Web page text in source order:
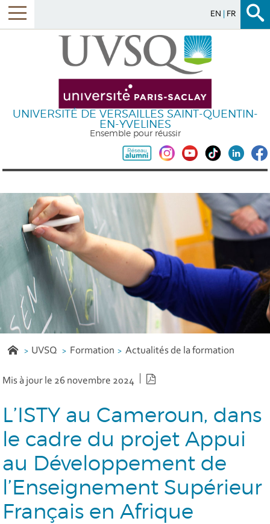
EN FR
UNIVERSITÉ DE VERSAILLES SAINT-QUENTIN-
EN-YVELINES
Ensemble pour réussir
UVSQ Formation Actualités de la formation
Mis à jour le 26 novembre 2024
L’ISTY au Cameroun, dans
le cadre du projet Appui
au Développement de
l’Enseignement Supérieur
Français en Afrique